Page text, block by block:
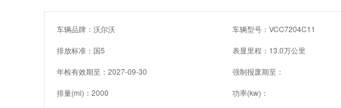
车辆品牌：沃尔沃 车辆型号：VCC7204C11
排放标准：国5 表显里程：13.0万公里
年检有效期至：2027-09-30 强制报废期至：
排量(ml)：2000 功率(kw)：